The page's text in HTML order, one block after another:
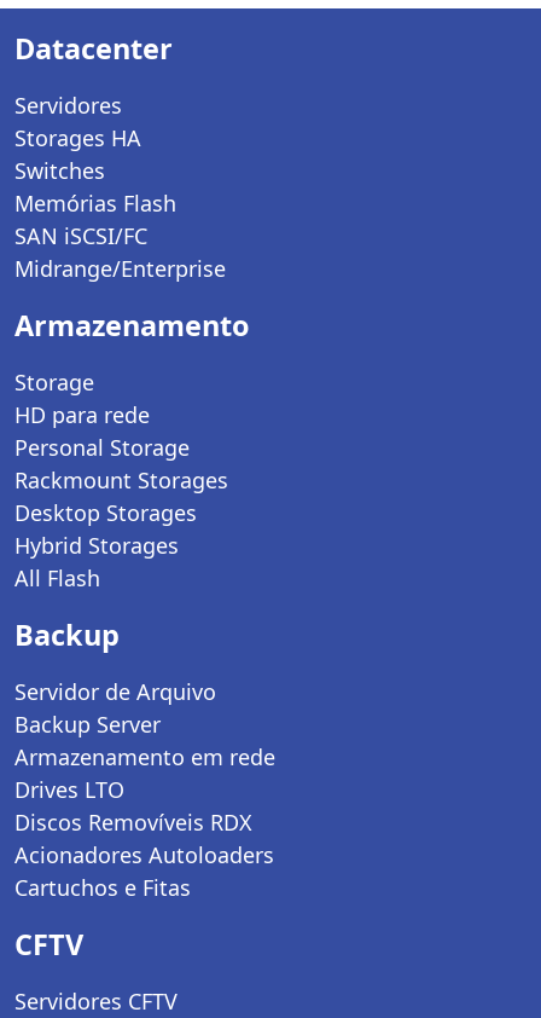
Datacenter
Servidores
Storages HA
Switches
Memórias Flash
SAN iSCSI/FC
Midrange/Enterprise
Armazenamento
Storage
HD para rede
Personal Storage
Rackmount Storages
Desktop Storages
Hybrid Storages
All Flash
Backup
Servidor de Arquivo
Backup Server
Armazenamento em rede
Drives LTO
Discos Removíveis RDX
Acionadores Autoloaders
Cartuchos e Fitas
CFTV
Servidores CFTV